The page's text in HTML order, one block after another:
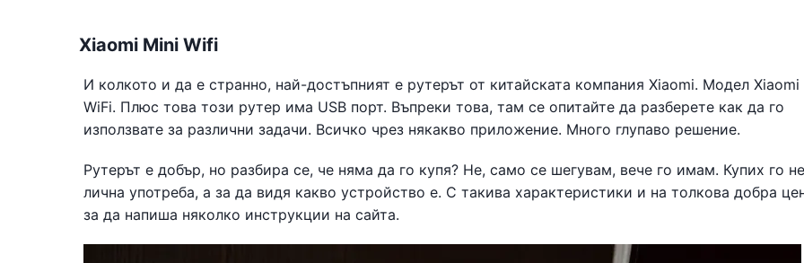
Xiaomi Mini Wifi
И колкото и да е странно, най-достъпният е рутерът от китайската компания Xiaomi. Модел Xiaomi
WiFi. Плюс това този рутер има USB порт. Въпреки това, там се опитайте да разберете как да го
използвате за различни задачи. Всичко чрез някакво приложение. Много глупаво решение.
Рутерът е добър, но разбира се, че няма да го купя? Не, само се шегувам, вече го имам. Купих го
лична употреба, а за да видя какво устройство е. С такива характеристики и на толкова добра
за да напиша няколко инструкции на сайта.